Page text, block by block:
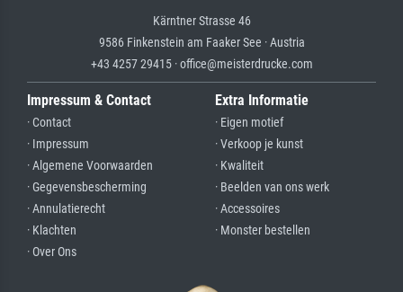
Kärntner Strasse 46
9586 Finkenstein am Faaker See · Austria
+43 4257 29415 · office@meisterdrucke.com
Impressum & Contact
· Contact
· Impressum
· Algemene Voorwaarden
· Gegevensbescherming
· Annulatierecht
· Klachten
· Over Ons
Extra Informatie
· Eigen motief
· Verkoop je kunst
· Kwaliteit
· Beelden van ons werk
· Accessoires
· Monster bestellen